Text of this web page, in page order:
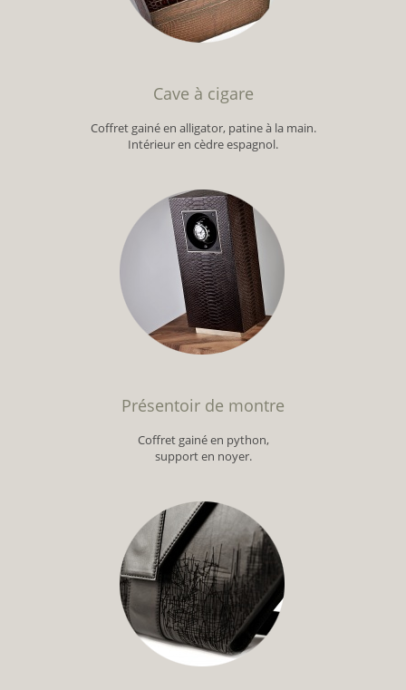
Cave à cigare
Coffret gainé en alligator, patine à la main.
Intérieur en cèdre espagnol.
Présentoir de montre
Coffret gainé en python,
support en noyer.